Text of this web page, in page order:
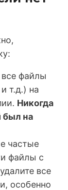
файлы
т.д.) на
Никогда
был на
частые
файлы с
все
особенно